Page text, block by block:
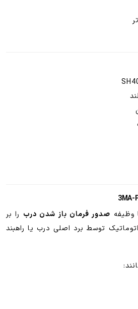
وظیفه صدور فرمان باز شدن درب را بر
توسط برد اصلی درب یا راهبند